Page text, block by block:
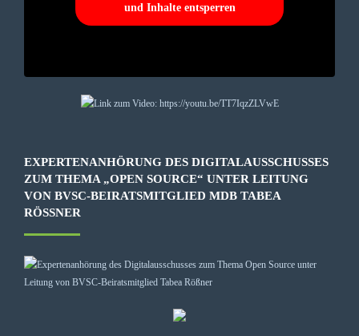
und Inhalte entsperren
EXPERTENANHÖRUNG DES DIGITALAUSSCHUSSES
ZUM THEMA „OPEN SOURCE“ UNTER LEITUNG
VON BVSC-BEIRATSMITGLIED MDB TABEA
RÖSSNER